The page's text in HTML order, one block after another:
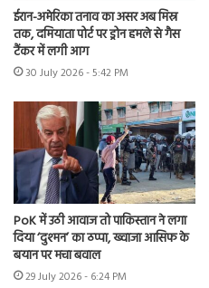
ईरान-अमेरिका तनाव का असर अब मिस्र
तक, दमियाता पोर्ट पर ड्रोन हमले से गैस
टैंकर में लगी आग
30 July 2026 - 5:42 PM
PoK में उठी आवाज तो पाकिस्तान ने लगा
दिया ‘दुश्मन’ का ठप्पा, ख्वाजा आसिफ के
बयान पर मचा बवाल
29 July 2026 - 6:24 PM